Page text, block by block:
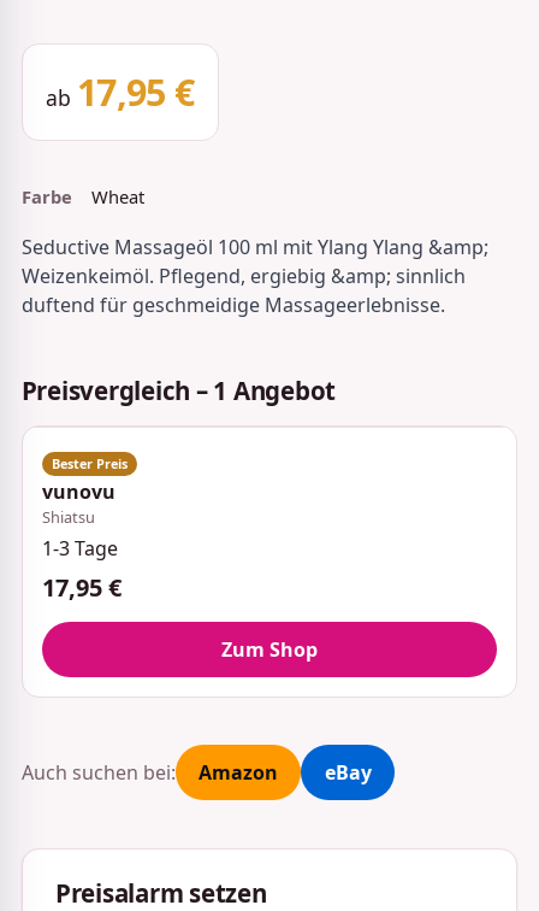
ab 17,95 €
Farbe Wheat
Seductive Massageöl 100 ml mit Ylang Ylang &amp;
Weizenkeimöl. Pflegend, ergiebig &amp; sinnlich
duftend für geschmeidige Massageerlebnisse.
Preisvergleich – 1 Angebot
vunovu
Shiatsu
1-3 Tage
17,95 €
Zum Shop
Auch suchen bei: Amazon eBay
Preisalarm setzen